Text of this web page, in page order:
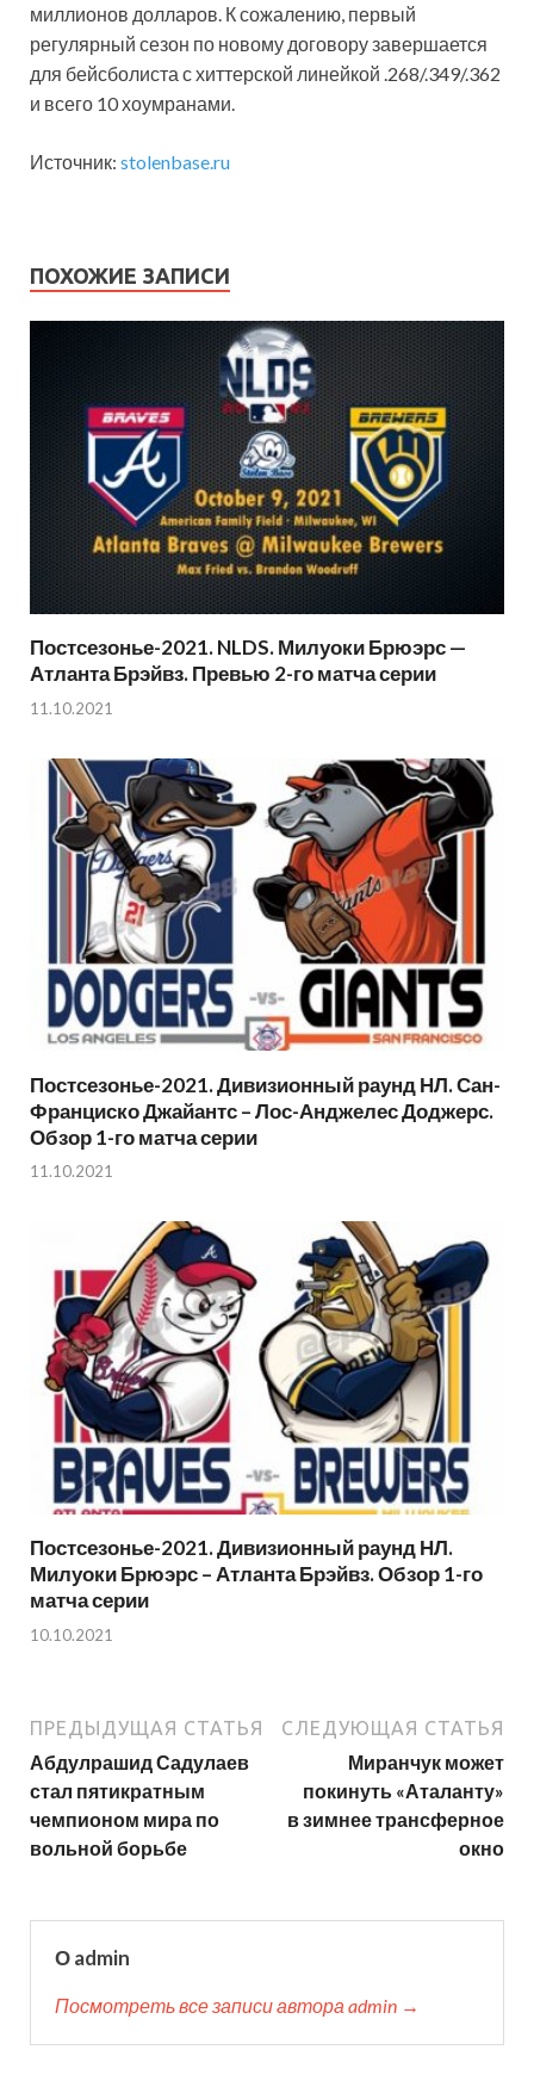
миллионов долларов. К сожалению, первый
регулярный сезон по новому договору завершается
для бейсболиста с хиттерской линейкой .268/.349/.362
и всего 10 хоумранами.
Источник: stolenbase.ru
ПОХОЖИЕ ЗАПИСИ
Постсезонье-2021. NLDS. Милуоки Брюэрс —
Атланта Брэйвз. Превью 2-го матча серии
11.10.2021
Постсезонье-2021. Дивизионный раунд НЛ. Сан-
Франциско Джайантс – Лос-Анджелес Доджерс.
Обзор 1-го матча серии
11.10.2021
Постсезонье-2021. Дивизионный раунд НЛ.
Милуоки Брюэрс – Атланта Брэйвз. Обзор 1-го
матча серии
10.10.2021
ПРЕДЫДУЩАЯ СТАТЬЯ
Абдулрашид Садулаев
стал пятикратным
чемпионом мира по
вольной борьбе
СЛЕДУЮЩАЯ СТАТЬЯ
Миранчук может
покинуть «Аталанту»
в зимнее трансферное
окно
О admin
Посмотреть все записи автора admin →